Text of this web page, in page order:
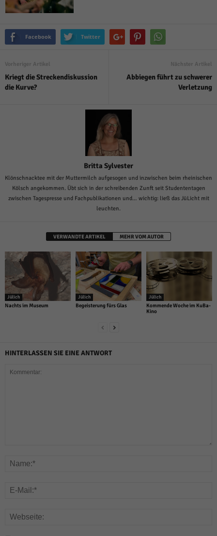
Facebook Twitter
Vorheriger Artikel
Kriegt die Streckendiskussion
die Kurve?
Nächster Artikel
Abbiegen führt zu schwerer
Verletzung
Britta Sylvester
Klönschnacktee mit der Muttermilch aufgesogen und inzwischen beim rheinischen
Kölsch angekommen. Übt sich in der schreibenden Zunft seit Studententagen
zwischen Tagespresse und Fachpublikationen und… wichtig: ließ das JüLicht mit
leuchten.
VERWANDTE ARTIKEL MEHR VOM AUTOR
Jülich
Nachts im Museum
Jülich
Begeisterung fürs Glas
Jülich
Kommende Woche im KuBa-
Kino
HINTERLASSEN SIE EINE ANTWORT